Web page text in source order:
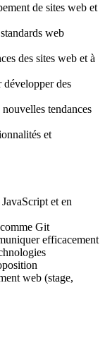
de sites web et
web
des sites web et à
développer des
tendances
et
et en
Git
efficacement
web (stage,